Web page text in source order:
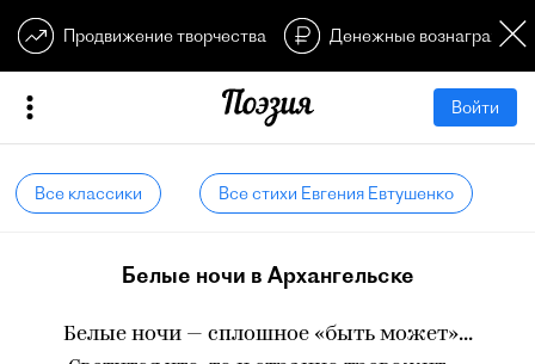
Продвижение творчества Денежные
Войти
Все классики Все стихи Евгения Евтушенко
Белые ночи в Архангельске
Белые ночи — сплошное «быть может»...